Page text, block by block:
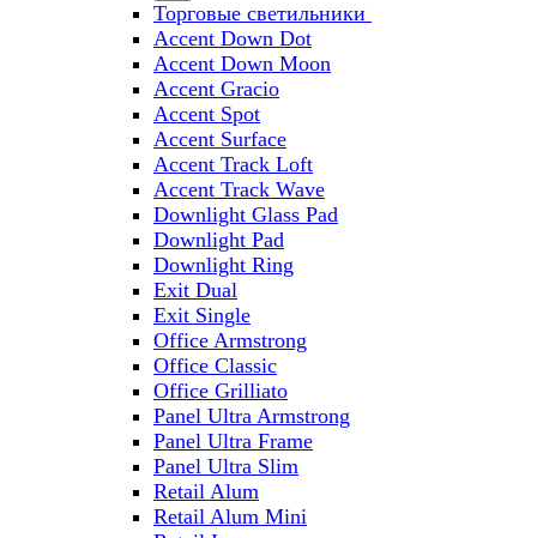
Торговые светильники
Accent Down Dot
Accent Down Moon
Accent Gracio
Accent Spot
Accent Surface
Accent Track Loft
Accent Track Wave
Downlight Glass Pad
Downlight Pad
Downlight Ring
Exit Dual
Exit Single
Office Armstrong
Office Classic
Office Grilliato
Panel Ultra Armstrong
Panel Ultra Frame
Panel Ultra Slim
Retail Alum
Retail Alum Mini